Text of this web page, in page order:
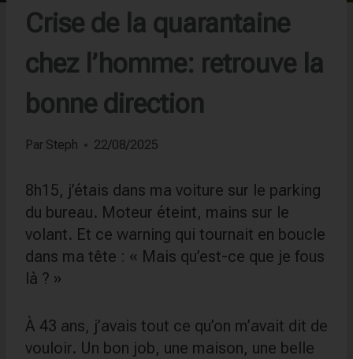
Crise de la quarantaine
chez l’homme: retrouve la
bonne direction
Par Steph 22/08/2025
8h15, j’étais dans ma voiture sur le parking
du bureau. Moteur éteint, mains sur le
volant. Et ce warning qui tournait en boucle
dans ma tête : « Mais qu’est-ce que je fous
là ? »
À 43 ans, j’avais tout ce qu’on m’avait dit de
vouloir. Un bon job, une maison, une belle